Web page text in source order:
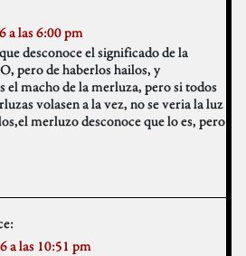
a las 6:00 pm
desconoce el significado de la
pero de haberlos hailos, y
el macho de la merluza, pero si todos
volasen a la vez, no se veria la luz
merluzo desconoce que lo es, pero
a las 10:51 pm